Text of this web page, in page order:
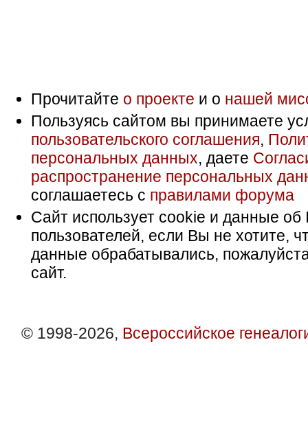
Прочитайте о проекте и о нашей
Пользуясь сайтом вы принимаете
пользовательского соглашения,
персональных данных, даете
распространение персональных
соглашаетесь с правилами форума
Сайт использует cookie и данные об
пользователей, если Вы не хотите,
данные обрабатывались,
сайт.
© 1998-2026, Всероссийское